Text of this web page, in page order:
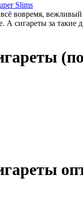
Slims
вовремя,
А сигареты за такие
(по